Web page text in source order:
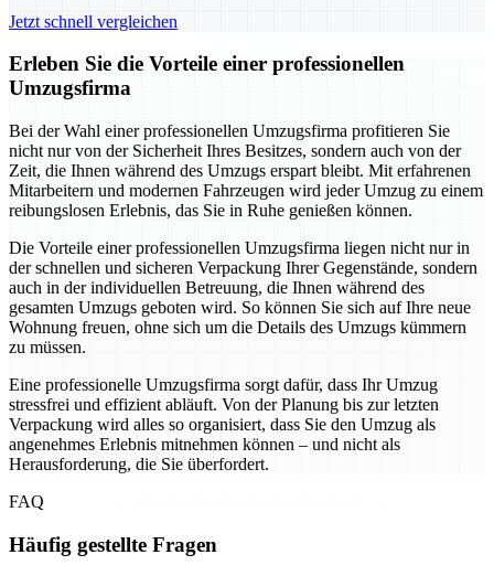
Jetzt schnell vergleichen
Erleben Sie die Vorteile einer professionellen
Umzugsfirma
Bei der Wahl einer professionellen Umzugsfirma profitieren Sie
nicht nur von der Sicherheit Ihres Besitzes, sondern auch von der
Zeit, die Ihnen während des Umzugs erspart bleibt. Mit erfahrenen
Mitarbeitern und modernen Fahrzeugen wird jeder Umzug zu einem
reibungslosen Erlebnis, das Sie in Ruhe genießen können.
Die Vorteile einer professionellen Umzugsfirma liegen nicht nur in
der schnellen und sicheren Verpackung Ihrer Gegenstände, sondern
auch in der individuellen Betreuung, die Ihnen während des
gesamten Umzugs geboten wird. So können Sie sich auf Ihre neue
Wohnung freuen, ohne sich um die Details des Umzugs kümmern
zu müssen.
Eine professionelle Umzugsfirma sorgt dafür, dass Ihr Umzug
stressfrei und effizient abläuft. Von der Planung bis zur letzten
Verpackung wird alles so organisiert, dass Sie den Umzug als
angenehmes Erlebnis mitnehmen können – und nicht als
Herausforderung, die Sie überfordert.
FAQ
Häufig gestellte Fragen